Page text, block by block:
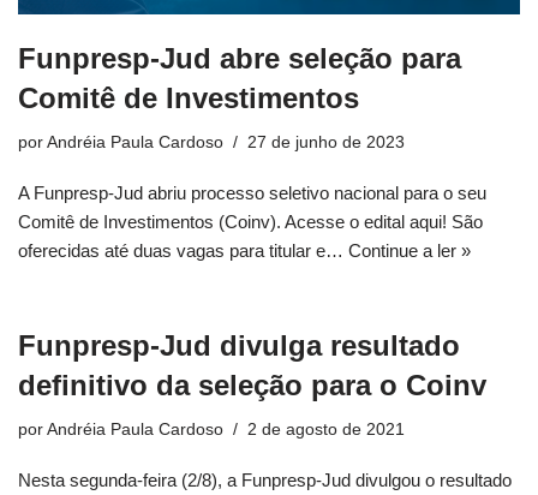
Funpresp-Jud abre seleção para
Comitê de Investimentos
por Andréia Paula Cardoso 27 de junho de 2023
A Funpresp-Jud abriu processo seletivo nacional para o seu
Comitê de Investimentos (Coinv). Acesse o edital aqui! São
oferecidas até duas vagas para titular e… Continue a ler »
Funpresp-Jud divulga resultado
definitivo da seleção para o Coinv
por Andréia Paula Cardoso 2 de agosto de 2021
Nesta segunda-feira (2/8), a Funpresp-Jud divulgou o resultado